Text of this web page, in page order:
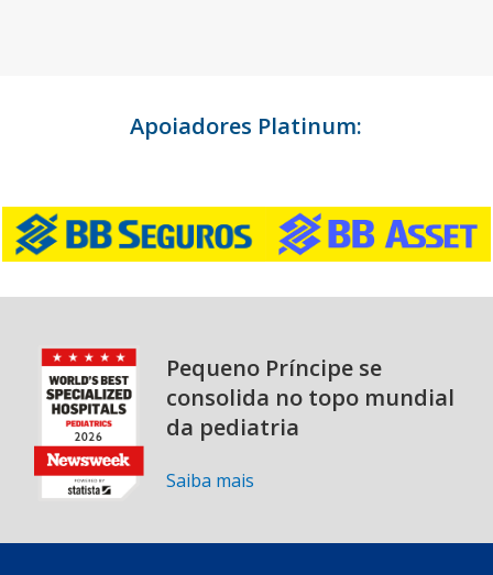
Apoiadores Platinum:
Pequeno Príncipe se
consolida no topo mundial
da pediatria
Saiba mais